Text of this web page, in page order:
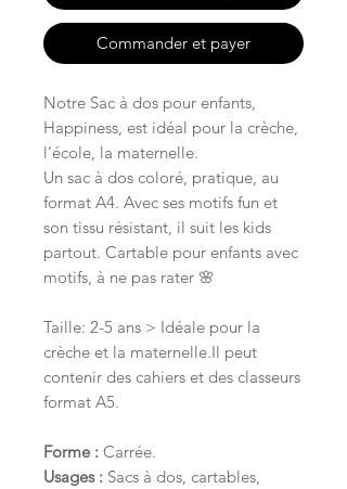
Commander et payer
Notre Sac à dos pour enfants,
Happiness, est idéal pour la crèche,
l’école, la maternelle.
Un sac à dos coloré, pratique, au
format A4. Avec ses motifs fun et
son tissu résistant, il suit les kids
partout. Cartable pour enfants avec
motifs, à ne pas rater 🌸
Taille: 2-5 ans > Idéale pour la
crèche et la maternelle.Il peut
contenir des cahiers et des classeurs
format A5.
Forme : Carrée.
Usages : Sacs à dos, cartables,